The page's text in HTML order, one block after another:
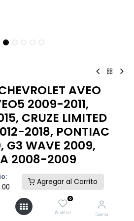
Agregar al Carrito
0
Wishlist Cuenta
AVEO
2009-2011,
CRUZE LIMITED
2018, PONTIAC
G3 WAVE 2009,
2008-2009